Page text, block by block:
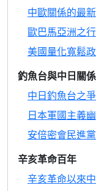
中歐關係的最
歐巴馬亞洲之
美國量化寬鬆
釣魚台與中日關係
中日釣魚台之
日本軍國主義
安倍密會民進
辛亥革命百年
辛亥革命以來